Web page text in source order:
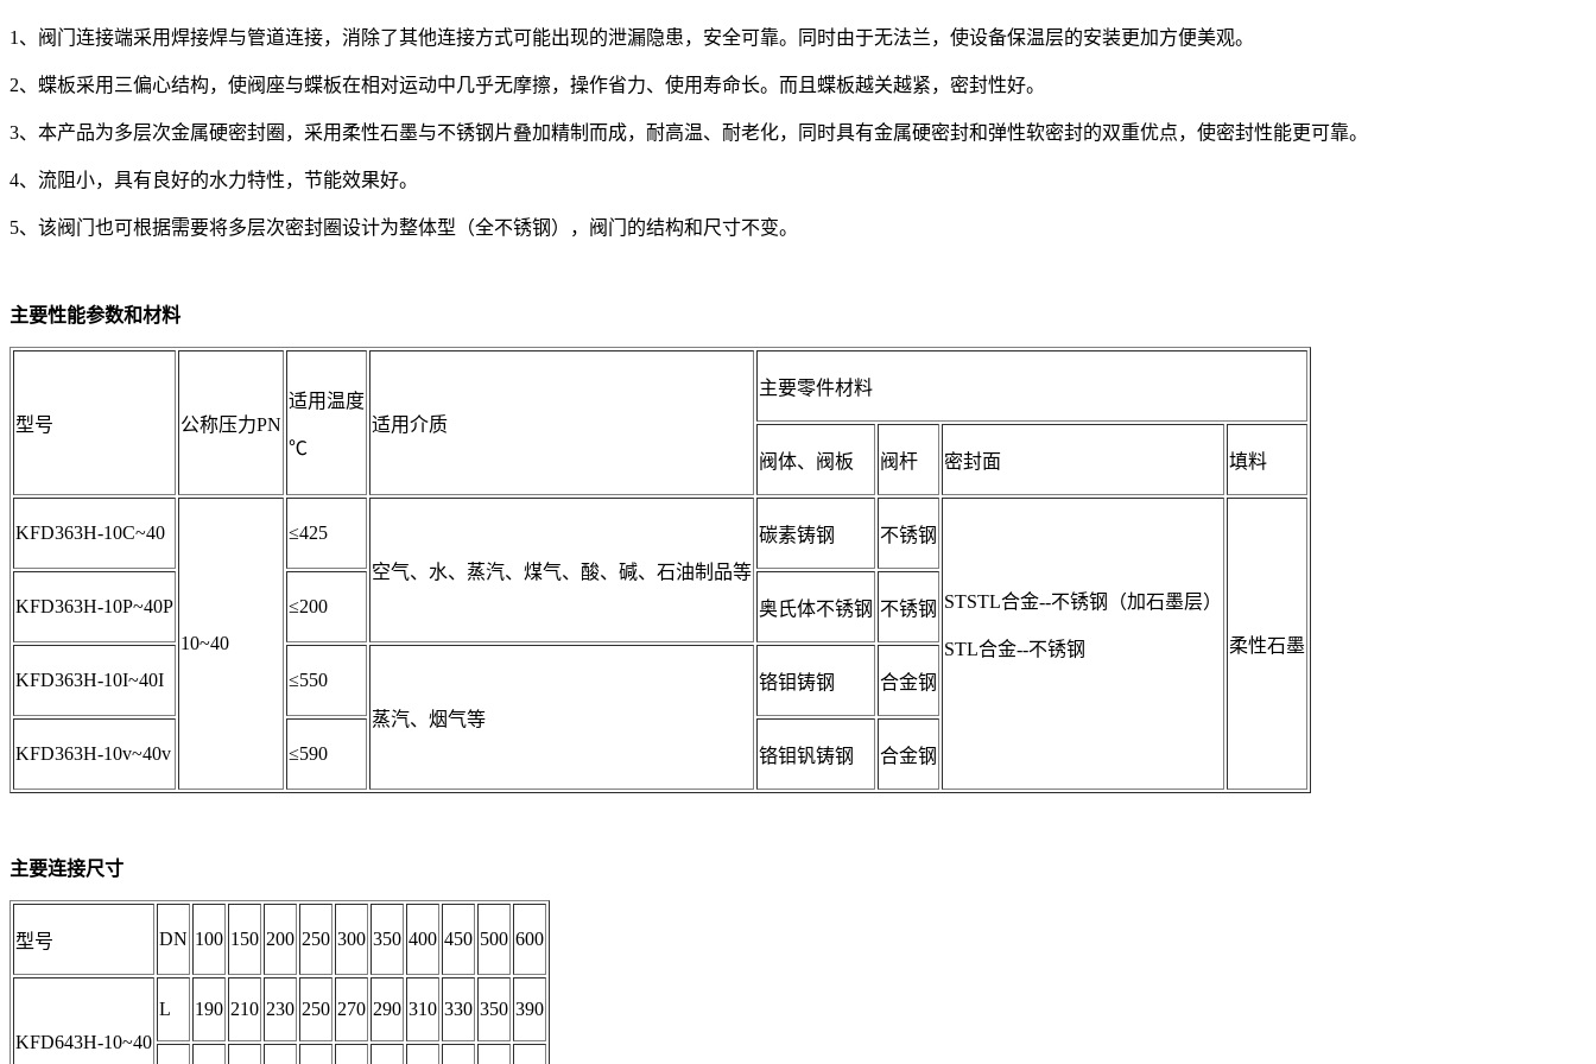
1、阀门连接端采用焊接焊与管道连接，消除了其他连接方式可能出现的泄漏隐患，安全可靠。同时由于无法兰，使设备保温层的安装更加方便美观。
2、蝶板采用三偏心结构，使阀座与蝶板在相对运动中几乎无摩擦，操作省力、使用寿命长。而且蝶板越关越紧，密封性好。
3、本产品为多层次金属硬密封圈，采用柔性石墨与不锈钢片叠加精制而成，耐高温、耐老化，同时具有金属硬密封和弹性软密封的双重优点，使密封性能更可靠。
4、流阻小，具有良好的水力特性，节能效果好。
5、该阀门也可根据需要将多层次密封圈设计为整体型（全不锈钢），阀门的结构和尺寸不变。
主要性能参数和材料
型号 公称压力PN
适用温度
℃
适用介质
主要零件材料
阀体、阀板 阀杆 密封面 填料
KFD363H-10C~40
10~40
≤425
空气、水、蒸汽、煤气、酸、碱、石油制品等
碳素铸钢 不锈钢
STSTL合金--不锈钢（加石墨层）
STL合金--不锈钢 柔性石墨
KFD363H-10P~40P ≤200 奥氏体不锈钢 不锈钢
KFD363H-10I~40I
≤550
蒸汽、烟气等
铬钼铸钢 合金钢
KFD363H-10v~40v ≤590 铬钼钒铸钢 合金钢
主要连接尺寸
型号 DN 100 150 200 250 300 350 400 450 500 600
KFD643H-10~40
L 190 210 230 250 270 290 310 330 350 390